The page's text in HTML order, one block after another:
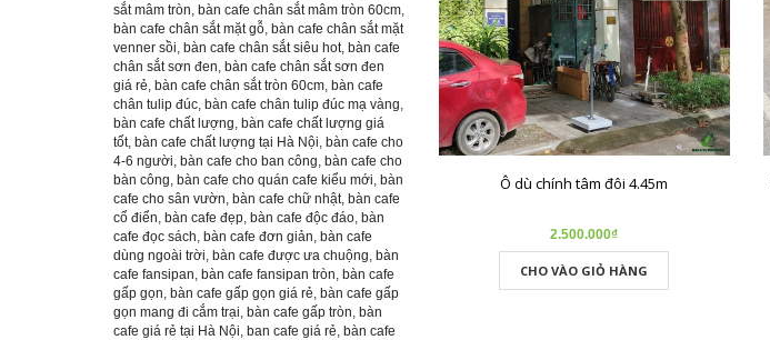
Ô dù chính tâm đôi 4.45m
2.500.000₫
CHO VÀO GIỎ HÀNG
sắt mâm tròn, bàn cafe chân sắt mâm tròn 60cm,
bàn cafe chân sắt mặt gỗ, bàn cafe chân sắt mặt
venner sồi, bàn cafe chân sắt siêu hot, bàn cafe
chân sắt sơn đen, bàn cafe chân sắt sơn đen
giá rẻ, bàn cafe chân sắt tròn 60cm, bàn cafe
chân tulip đúc, bàn cafe chân tulip đúc mạ vàng,
bàn cafe chất lượng, bàn cafe chất lượng giá
tốt, bàn cafe chất lượng tại Hà Nội, bàn cafe cho
4-6 người, bàn cafe cho ban công, bàn cafe cho
bàn công, bàn cafe cho quán cafe kiểu mới, bàn
cafe cho sân vườn, bàn cafe chữ nhật, bàn cafe
cổ điển, bàn cafe đẹp, bàn cafe độc đáo, bàn
cafe đọc sách, bàn cafe đơn giản, bàn cafe
dùng ngoài trời, bàn cafe được ưa chuộng, bàn
cafe fansipan, bàn cafe fansipan tròn, bàn cafe
gấp gọn, bàn cafe gấp gọn giá rẻ, bàn cafe gấp
gọn mang đi cắm trại, bàn cafe gấp tròn, bàn
cafe giá rẻ tại Hà Nội, ban cafe giá rẻ, bàn cafe